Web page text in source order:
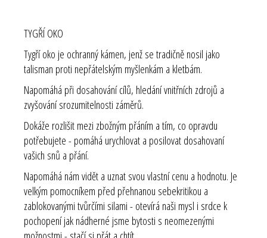
TYGŘÍ OKO
Tygří oko je ochranný kámen, jenž se tradičně nosil jako
talisman proti nepřátelským myšlenkám a kletbám.
Napomáhá při dosahování cílů, hledání vnitřních zdrojů a
zvyšování srozumitelnosti záměrů.
Dokáže rozlišit mezi zbožným přáním a tím, co opravdu
potřebujete - pomáhá urychlovat a posilovat dosahovaní
vašich snů a přání.
Napomáhá nám vidět a uznat svou vlastní cenu a hodnotu. Je
velkým pomocníkem před přehnanou sebekritikou a
zablokovanými tvůrčími silami - otevírá naši mysl i srdce k
pochopení jak nádherné jsme bytosti s neomezenými